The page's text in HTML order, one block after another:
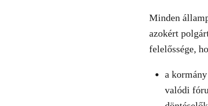
Minden
azokért
felelőssége,
a
valódi